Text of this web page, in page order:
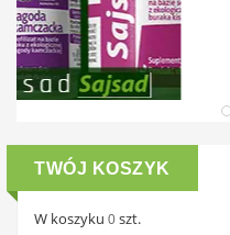
TWÓJ KOSZYK
W koszyku 0 szt.